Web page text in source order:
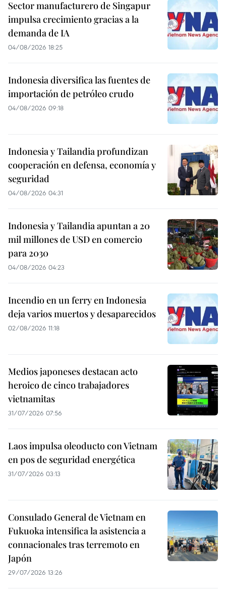
Sector manufacturero de Singapur
impulsa crecimiento gracias a la
demanda de IA
04/08/2026 18:25
Indonesia diversifica las fuentes de
importación de petróleo crudo
04/08/2026 09:18
Indonesia y Tailandia profundizan
cooperación en defensa, economía y
seguridad
04/08/2026 04:31
Indonesia y Tailandia apuntan a 20
mil millones de USD en comercio
para 2030
04/08/2026 04:23
Incendio en un ferry en Indonesia
deja varios muertos y desaparecidos
02/08/2026 11:18
Medios japoneses destacan acto
heroico de cinco trabajadores
vietnamitas
31/07/2026 07:56
Laos impulsa oleoducto con Vietnam
en pos de seguridad energética
31/07/2026 03:13
Consulado General de Vietnam en
Fukuoka intensifica la asistencia a
connacionales tras terremoto en
Japón
29/07/2026 13:26